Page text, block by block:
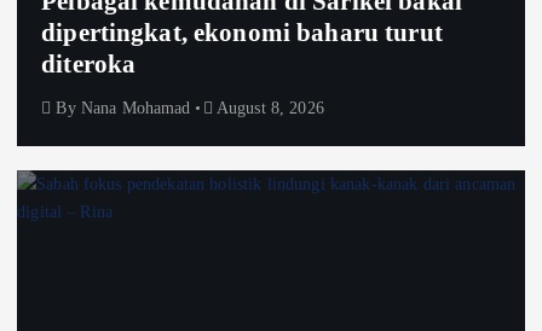
dipertingkat, ekonomi baharu turut
diteroka
By Nana Mohamad August 8, 2026